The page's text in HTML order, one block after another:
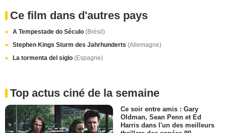
Ce film dans d'autres pays
A Tempestade do Século (Brésil)
Stephen Kings Sturm des Jahrhunderts (Allemagne)
La tormenta del siglo (Espagne)
Top actus ciné de la semaine
Ce soir entre amis : Gary
Oldman, Sean Penn et Ed
Harris dans l'un des meilleurs